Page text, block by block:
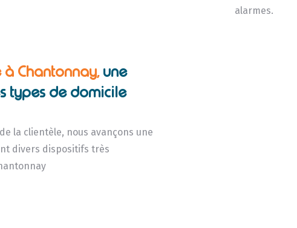
alarmes.
à Chantonnay, une
types de domicile
la clientèle, nous avançons une
divers dispositifs très